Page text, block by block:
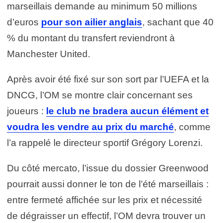
marseillais demande au minimum 50 millions
d’euros pour son ailier anglais, sachant que 40
% du montant du transfert reviendront à
Manchester United.
Après avoir été fixé sur son sort par l’UEFA et la
DNCG, l’OM se montre clair concernant ses
joueurs : le club ne bradera aucun élément et
voudra les vendre au prix du marché, comme
l’a rappelé le directeur sportif Grégory Lorenzi.
Du côté mercato, l’issue du dossier Greenwood
pourrait aussi donner le ton de l’été marseillais :
entre fermeté affichée sur les prix et nécessité
de dégraisser un effectif, l’OM devra trouver un